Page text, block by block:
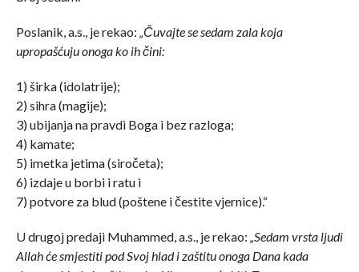
Poslanik, a.s., je rekao: „Čuvajte se sedam zala koja
upropašćuju onoga ko ih čini:
1) širka (idolatrije);
2) sihra (magije);
3) ubijanja na pravdi Boga i bez razloga;
4) kamate;
5) imetka jetima (siročeta);
6) izdaje u borbi i ratu i
7) potvore za blud (poštene i čestite vjernice).“
U drugoj predaji Muhammed, a.s., je rekao: „Sedam vrsta ljudi
Allah će smjestiti pod Svoj hlad i zaštitu onoga Dana kada